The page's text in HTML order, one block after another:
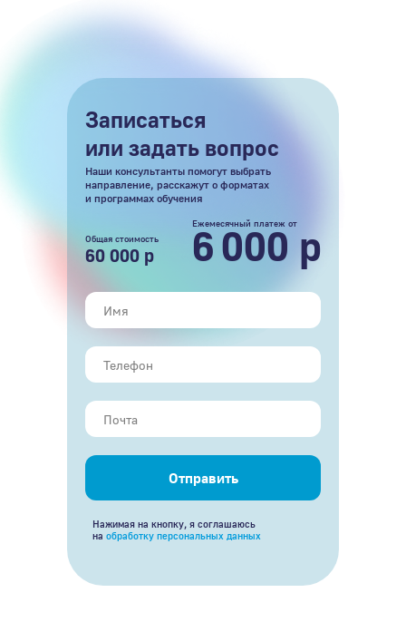
Записаться
или задать вопрос
Отправить
Нажимая на кнопку, я соглашаюсь
на обработку персональных данных
Наши консультанты помогут выбрать
направление, расскажут о форматах
и программах обучения
60 000 р
Общая стоимость 000 р
Ежемесячный платеж от
6